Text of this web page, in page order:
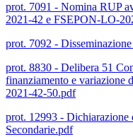
prot. 7091 - Nomina RUP
2021-42 e FSEPON-LO-
prot. 7092 -
prot. 8830 - Delibera 51
finanziamento e variazione
2021-42-50.pdf
prot. 12993 -
Secondarie.pdf